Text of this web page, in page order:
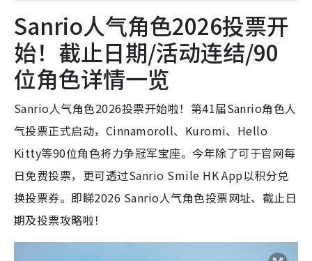
Sanrio人气角色2026投票开
始！截止日期/活动连结/90
位角色详情一览
Sanrio人气角色2026投票开始啦！第41届Sanrio角色人
气投票正式启动，Cinnamoroll、Kuromi、Hello
Kitty等90位角色将力争冠军宝座。今年除了可于官网每
日免费投票，更可透过Sanrio Smile HK App以积分兑
换投票券。即睇2026 Sanrio人气角色投票网址、截止日
期及投票攻略啦！